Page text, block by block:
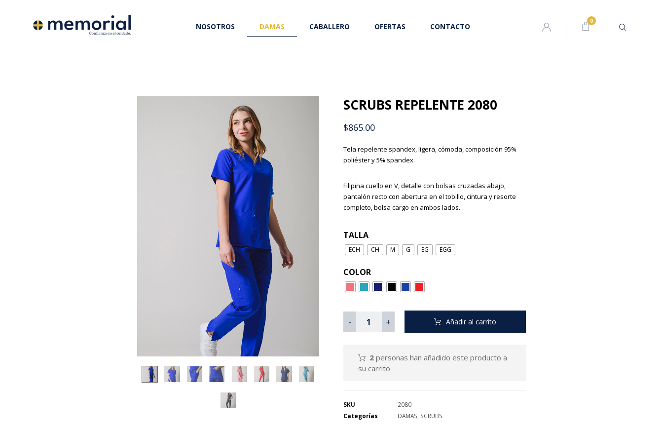
NOSOTROS DAMAS CABALLERO OFERTAS CONTACTO
SCRUBS REPELENTE 2080
$865.00
Tela repelente spandex, ligera, cómoda, composición 95%
poliéster y 5% spandex.
Filipina cuello en V, detalle con bolsas cruzadas abajo,
pantalón recto con abertura en el tobillo, cintura y resorte
completo, bolsa cargo en ambos lados.
TALLA
ECH CH M G EG EGG
COLOR
- + Añadir al carrito
2personas han añadido este producto a
su carrito
SKU
2080
Categorías
DAMAS SCRUBS